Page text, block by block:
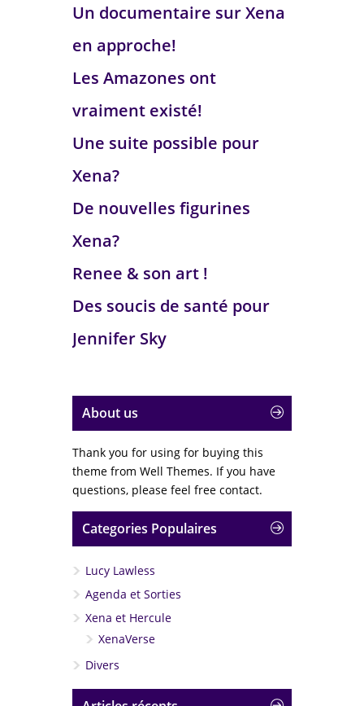
Un documentaire sur Xena
en approche!
Les Amazones ont
vraiment existé!
Une suite possible pour
Xena?
De nouvelles figurines
Xena?
Renee & son art !
Des soucis de santé pour
Jennifer Sky
About us
Thank you for using for buying this
theme from Well Themes. If you have
questions, please feel free contact.
Categories Populaires
Lucy Lawless
Agenda et Sorties
Xena et Hercule
XenaVerse
Divers